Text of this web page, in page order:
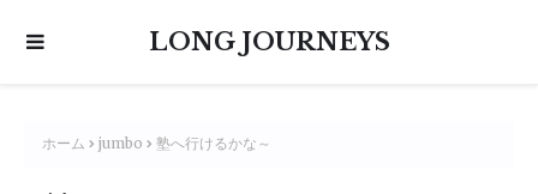
LONG JOURNEYS
ホーム jumbo 塾へ行けるかな～